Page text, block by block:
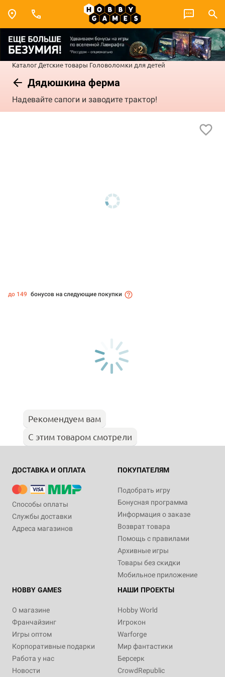
Каталог Детские товары Головоломки для детей
Дядюшкина ферма
Надевайте сапоги и заводите трактор!
до 149 бонусов на следующие покупки
Рекомендуем вам
С этим товаром смотрели
ДОСТАВКА И ОПЛАТА
Способы оплаты
Службы доставки
Адреса магазинов
ПОКУПАТЕЛЯМ
Подобрать игру
Бонусная программа
Информация о заказе
Возврат товара
Помощь с правилами
Архивные игры
Товары без скидки
Мобильное приложение
HOBBY GAMES
О магазине
Франчайзинг
Игры оптом
Корпоративные подарки
Работа у нас
Новости
НАШИ ПРОЕКТЫ
Hobby World
Игрокон
Warforge
Мир фантастики
Берсерк
CrowdRepublic